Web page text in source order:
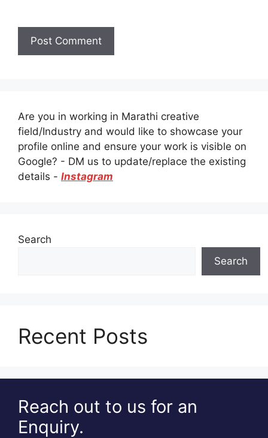
Are you in working in Marathi creative
field/Industry and would like to showcase your
profile online and ensure your work is visible on
Google? - DM us to update/replace the existing
details - Instagram
Search
Search
Recent Posts
Reach out to us for an
Enquiry.